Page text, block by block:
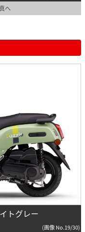
へ
トグレー
(画像 No.19/30)